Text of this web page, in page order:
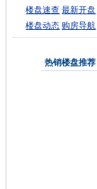
楼盘速查 最新开盘
楼盘动态 购房导航
热销楼盘推荐